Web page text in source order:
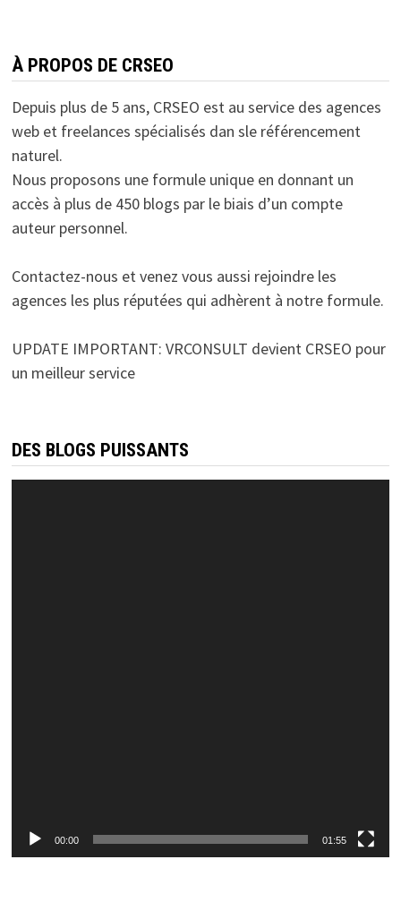
À PROPOS DE CRSEO
Depuis plus de 5 ans, CRSEO est au service des agences
web et freelances spécialisés dan sle référencement
naturel.
Nous proposons une formule unique en donnant un
accès à plus de 450 blogs par le biais d’un compte
auteur personnel.
Contactez-nous et venez vous aussi rejoindre les
agences les plus réputées qui adhèrent à notre formule.
UPDATE IMPORTANT: VRCONSULT devient CRSEO pour
un meilleur service
DES BLOGS PUISSANTS
00:00 01:55